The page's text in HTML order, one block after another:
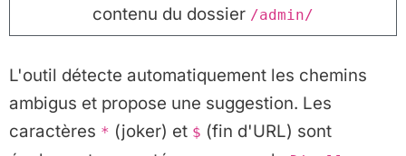
contenu du dossier /admin/
L'outil détecte automatiquement les chemins
ambigus et propose une suggestion. Les
caractères * (joker) et $ (fin d'URL) sont